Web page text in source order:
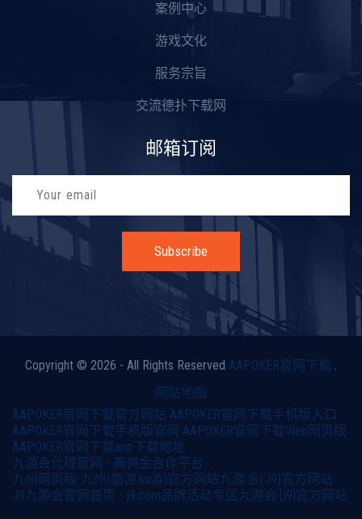
案例中心
游戏文化
服务宗旨
交流德扑下载网
邮箱订阅
Subscribe
Copyright © 2026 - All Rights Reserved AAPOKER官网下载 .
网站地图
AAPOKER官网下载官方网站 AAPOKER官网下载手机版入口
AAPOKER官网下载手机版官网 AAPOKER官网下载Web网页版
AAPOKER官网下载app下载地址
九游会代理官网 - 高佣金合作平台
九州网页版-九州(酷游·ku游)官方网站九游·会(J9)官方网站
J9九游会官网首页 - j9.com品牌活动专区九游会·[j9]官方网站